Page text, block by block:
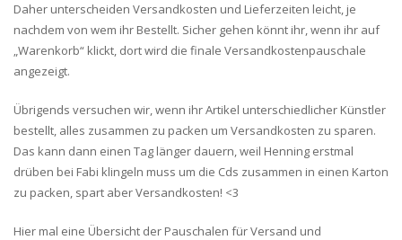
Daher unterscheiden Versandkosten und Lieferzeiten leicht, je
nachdem von wem ihr Bestellt. Sicher gehen könnt ihr, wenn ihr auf
„Warenkorb“ klickt, dort wird die finale Versandkostenpauschale
angezeigt.
Übrigends versuchen wir, wenn ihr Artikel unterschiedlicher Künstler
bestellt, alles zusammen zu packen um Versandkosten zu sparen.
Das kann dann einen Tag länger dauern, weil Henning erstmal
drüben bei Fabi klingeln muss um die Cds zusammen in einen Karton
zu packen, spart aber Versandkosten! <3
Hier mal eine Übersicht der Pauschalen für Versand und